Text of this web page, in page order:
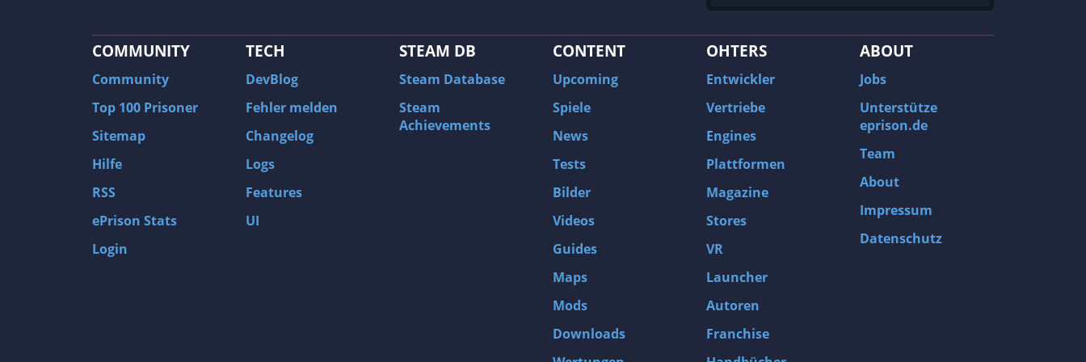
COMMUNITY
Community
Top 100 Prisoner
Sitemap
Hilfe
RSS
ePrison Stats
Login
TECH
DevBlog
Fehler melden
Changelog
Logs
Features
UI
STEAM DB
Steam Database
Steam
Achievements
CONTENT
Upcoming
Spiele
News
Tests
Bilder
Videos
Guides
Maps
Mods
Downloads
OHTERS
Entwickler
Vertriebe
Engines
Plattformen
Magazine
Stores
VR
Launcher
Autoren
Franchise
ABOUT
Jobs
Unterstütze
eprison.de
Team
About
Impressum
Datenschutz